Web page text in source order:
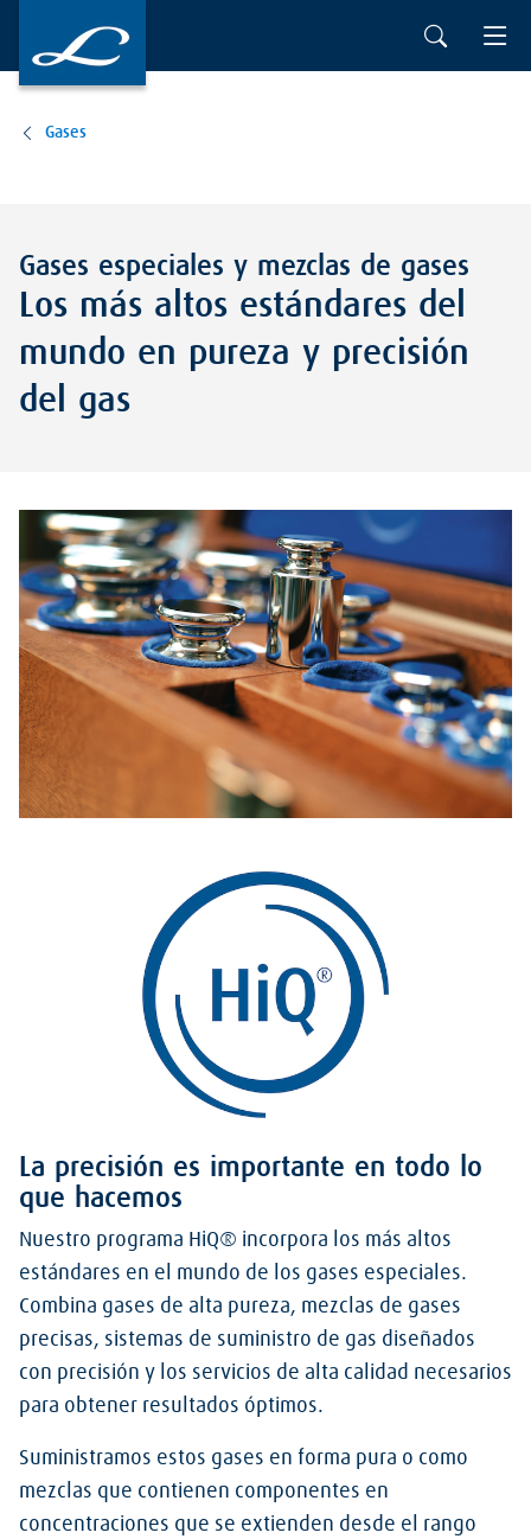
Ir al contenido principal
Gases
Gases especiales y mezclas de gases
Los más altos estándares del
mundo en pureza y precisión
del gas
La precisión es importante en todo lo
que hacemos
Nuestro programa HiQ® incorpora los más altos
estándares en el mundo de los gases especiales.
Combina gases de alta pureza, mezclas de gases
precisas, sistemas de suministro de gas diseñados
con precisión y los servicios de alta calidad necesarios
para obtener resultados óptimos.
Suministramos estos gases en forma pura o como
mezclas que contienen componentes en
concentraciones que se extienden desde el rango